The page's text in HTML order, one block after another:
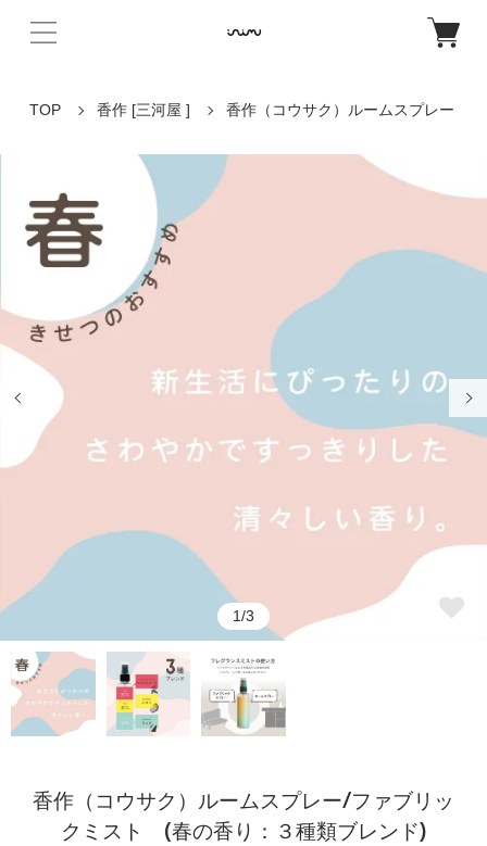
TOP 香作 [三河屋 ] 香作（コウサク）ルームスプレー
1/3
香作（コウサク）ルームスプレー/ファブリッ
クミスト (春の香り：３種類ブレンド)